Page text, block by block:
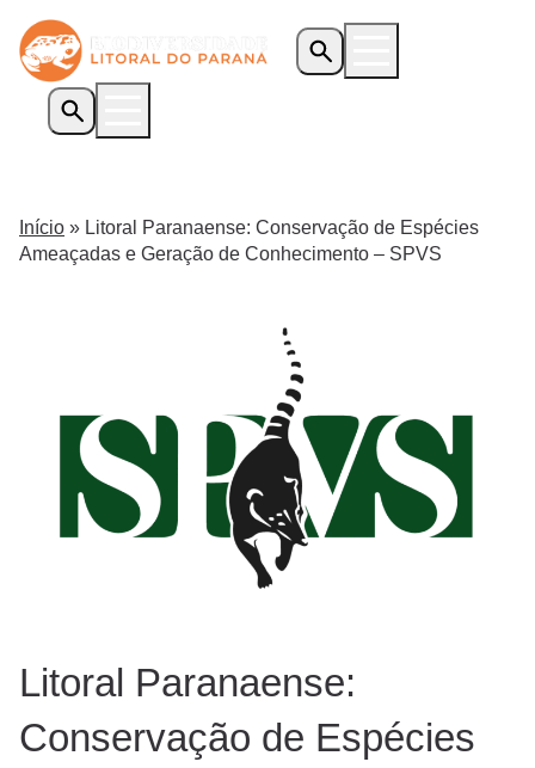
Iniciativas Apoiadas
Transparência
Contato
Início » Litoral Paranaense: Conservação de Espécies
Ameaçadas e Geração de Conhecimento – SPVS
Litoral Paranaense:
Conservação de Espécies